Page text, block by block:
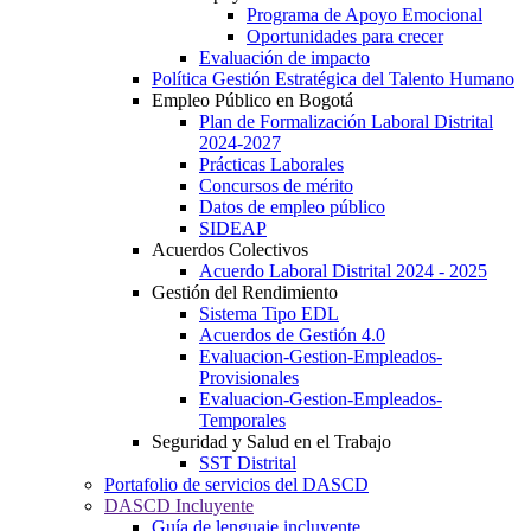
Programa de Apoyo Emocional
Oportunidades para crecer
Evaluación de impacto
Política Gestión Estratégica del Talento Humano
Empleo Público en Bogotá
Plan de Formalización Laboral Distrital
2024-2027
Prácticas Laborales
Concursos de mérito
Datos de empleo público
SIDEAP
Acuerdos Colectivos
Acuerdo Laboral Distrital 2024 - 2025
Gestión del Rendimiento
Sistema Tipo EDL
Acuerdos de Gestión 4.0
Evaluacion-Gestion-Empleados-
Provisionales
Evaluacion-Gestion-Empleados-
Temporales
Seguridad y Salud en el Trabajo
SST Distrital
Portafolio de servicios del DASCD
DASCD Incluyente
Guía de lenguaje incluyente